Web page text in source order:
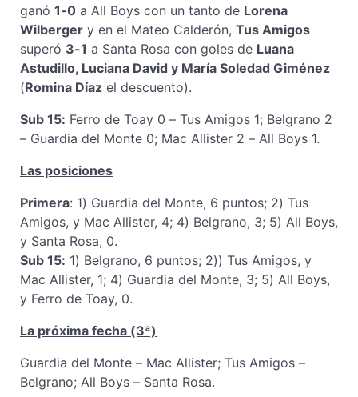
ganó 1-0 a All Boys con un tanto de Lorena
Wilberger y en el Mateo Calderón, Tus Amigos
superó 3-1 a Santa Rosa con goles de Luana
Astudillo, Luciana David y María Soledad Giménez
(Romina Díaz el descuento).
Sub 15: Ferro de Toay 0 – Tus Amigos 1; Belgrano 2
– Guardia del Monte 0; Mac Allister 2 – All Boys 1.
Las posiciones
Primera: 1) Guardia del Monte, 6 puntos; 2) Tus
Amigos, y Mac Allister, 4; 4) Belgrano, 3; 5) All Boys,
y Santa Rosa, 0.
Sub 15: 1) Belgrano, 6 puntos; 2)) Tus Amigos, y
Mac Allister, 1; 4) Guardia del Monte, 3; 5) All Boys,
y Ferro de Toay, 0.
La próxima fecha (3ª)
Guardia del Monte – Mac Allister; Tus Amigos –
Belgrano; All Boys – Santa Rosa.